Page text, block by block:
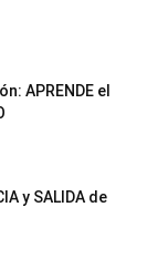
APRENDE el
y SALIDA de